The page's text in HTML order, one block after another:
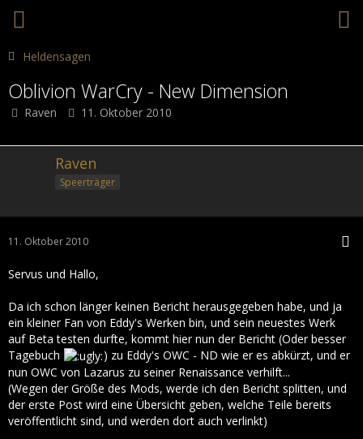
Heldensagen
Oblivion WarCry - New Dimension
Raven 11. Oktober 2010
Raven
Speerträger
11. Oktober 2010
Servus und Hallo,
Da ich schon länger keinen Bericht herausgegeben habe, und ja
ein kleiner Fan von Eddy's Werken bin, und sein neuestes Werk
auf Beta testen durfte, kommt hier nun der Bericht (Oder besser
Tagebuch
) zu Eddy's OWC - ND wie er es abkürzt, und er
nun OWC von Lazarus zu seiner Renaissance verhilft...
(Wegen der Größe des Mods, werde ich den Bericht splitten, und
der erste Post wird eine Übersicht geben, welche Teile bereits
veröffentlicht sind, und werden dort auch verlinkt)